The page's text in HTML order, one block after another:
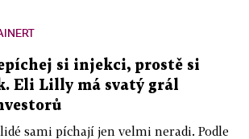
si injekci, prostě si
Eli Lilly má svatý grál
sami píchají jen velmi neradi. Podle